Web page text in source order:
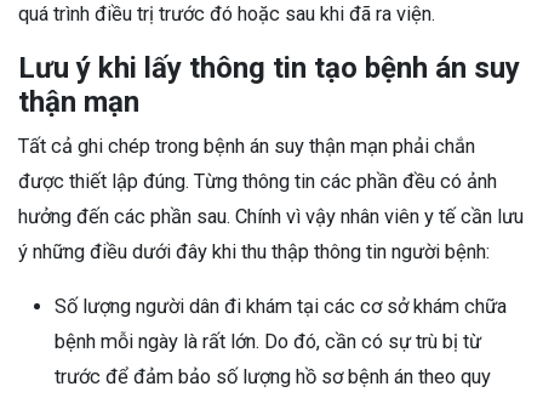
quá trình điều trị trước đó hoặc sau khi đã ra viện.
Lưu ý khi lấy thông tin tạo bệnh án suy
thận mạn
Tất cả ghi chép trong bệnh án suy thận mạn phải chắn
được thiết lập đúng. Từng thông tin các phần đều có ảnh
hưởng đến các phần sau. Chính vì vậy nhân viên y tế cần lưu
ý những điều dưới đây khi thu thập thông tin người bệnh:
Số lượng người dân đi khám tại các cơ sở khám chữa
bệnh mỗi ngày là rất lớn. Do đó, cần có sự trù bị từ
trước để đảm bảo số lượng hồ sơ bệnh án theo quy